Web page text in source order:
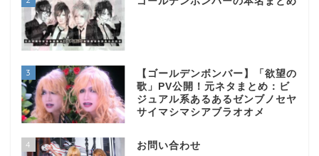
3
【ゴールデンボンバー】「欲望の
歌」PV公開！元ネタまとめ：ビ
ジュアル系あるあるゼンブノセヤ
サイマシマシアブラオオメ
4 お問い合わせ